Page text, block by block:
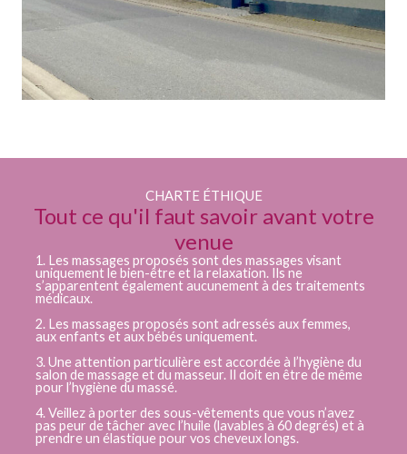
CHARTE ÉTHIQUE
Tout ce qu'il faut savoir avant votre
venue
1. Les massages proposés sont des massages visant
uniquement le bien-être et la relaxation. Ils ne
s’apparentent également aucunement à des traitements
médicaux.
2. Les massages proposés sont adressés aux femmes,
aux enfants et aux bébés uniquement.
3. Une attention particulière est accordée à l’hygiène du
salon de massage et du masseur. Il doit en être de même
pour l’hygiène du massé.
4. Veillez à porter des sous-vêtements que vous n’avez
pas peur de tâcher avec l’huile (lavables à 60 degrés) et à
prendre un élastique pour vos cheveux longs.